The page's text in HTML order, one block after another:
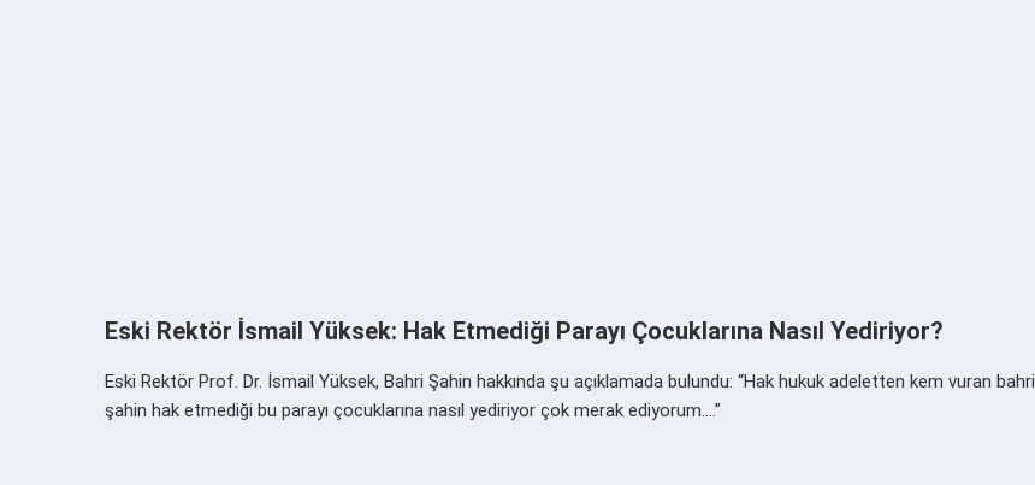
Eski Rektör İsmail Yüksek: Hak Etmediği Parayı Çocuklarına Nasıl Yediriyor?
Eski Rektör Prof. Dr. İsmail Yüksek, Bahri Şahin hakkında şu açıklamada bulundu: “Hak hukuk adeletten kem vuran bahri
şahin hak etmediği bu parayı çocuklarına nasıl yediriyor çok merak ediyorum….”